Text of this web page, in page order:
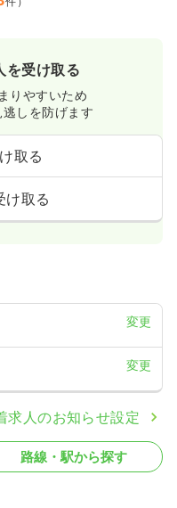
を受け取る
りやすいため
しを防げます
取る
け取る
変更
変更
求人のお知らせ設定
路線・駅から探す